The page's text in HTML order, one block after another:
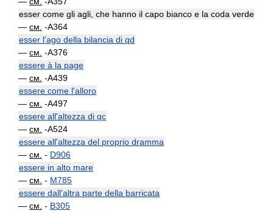
esser come gli agli, che hanno il capo bianco e la coda verde
— см. -A364
esser l'ago della bilancia di qd
— см. -A376
essere à la page
— см. -A439
essere come l'alloro
— см. -A497
essere all'altezza di qc
— см. -A524
essere all'altezza del proprio dramma
— см. - D906
essere in alto mare
— см. - M785
essere dall'altra parte della barricata
— см. - B305